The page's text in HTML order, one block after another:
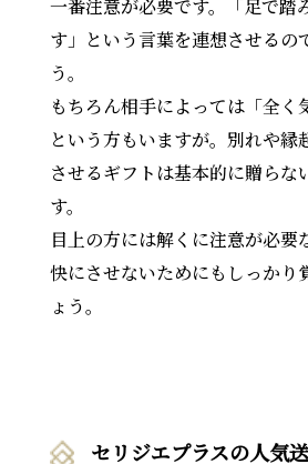
一番注意が必要です。「足で踏
す」という言葉を連想させるの
う。
もちろん相手によっては「全く
という方もいますが。別れや縁
させるギフトは基本的に贈らな
す。
目上の方には解くに注意が必要
快にさせないためにもしっかり
ょう。
セリジエプラスの人気